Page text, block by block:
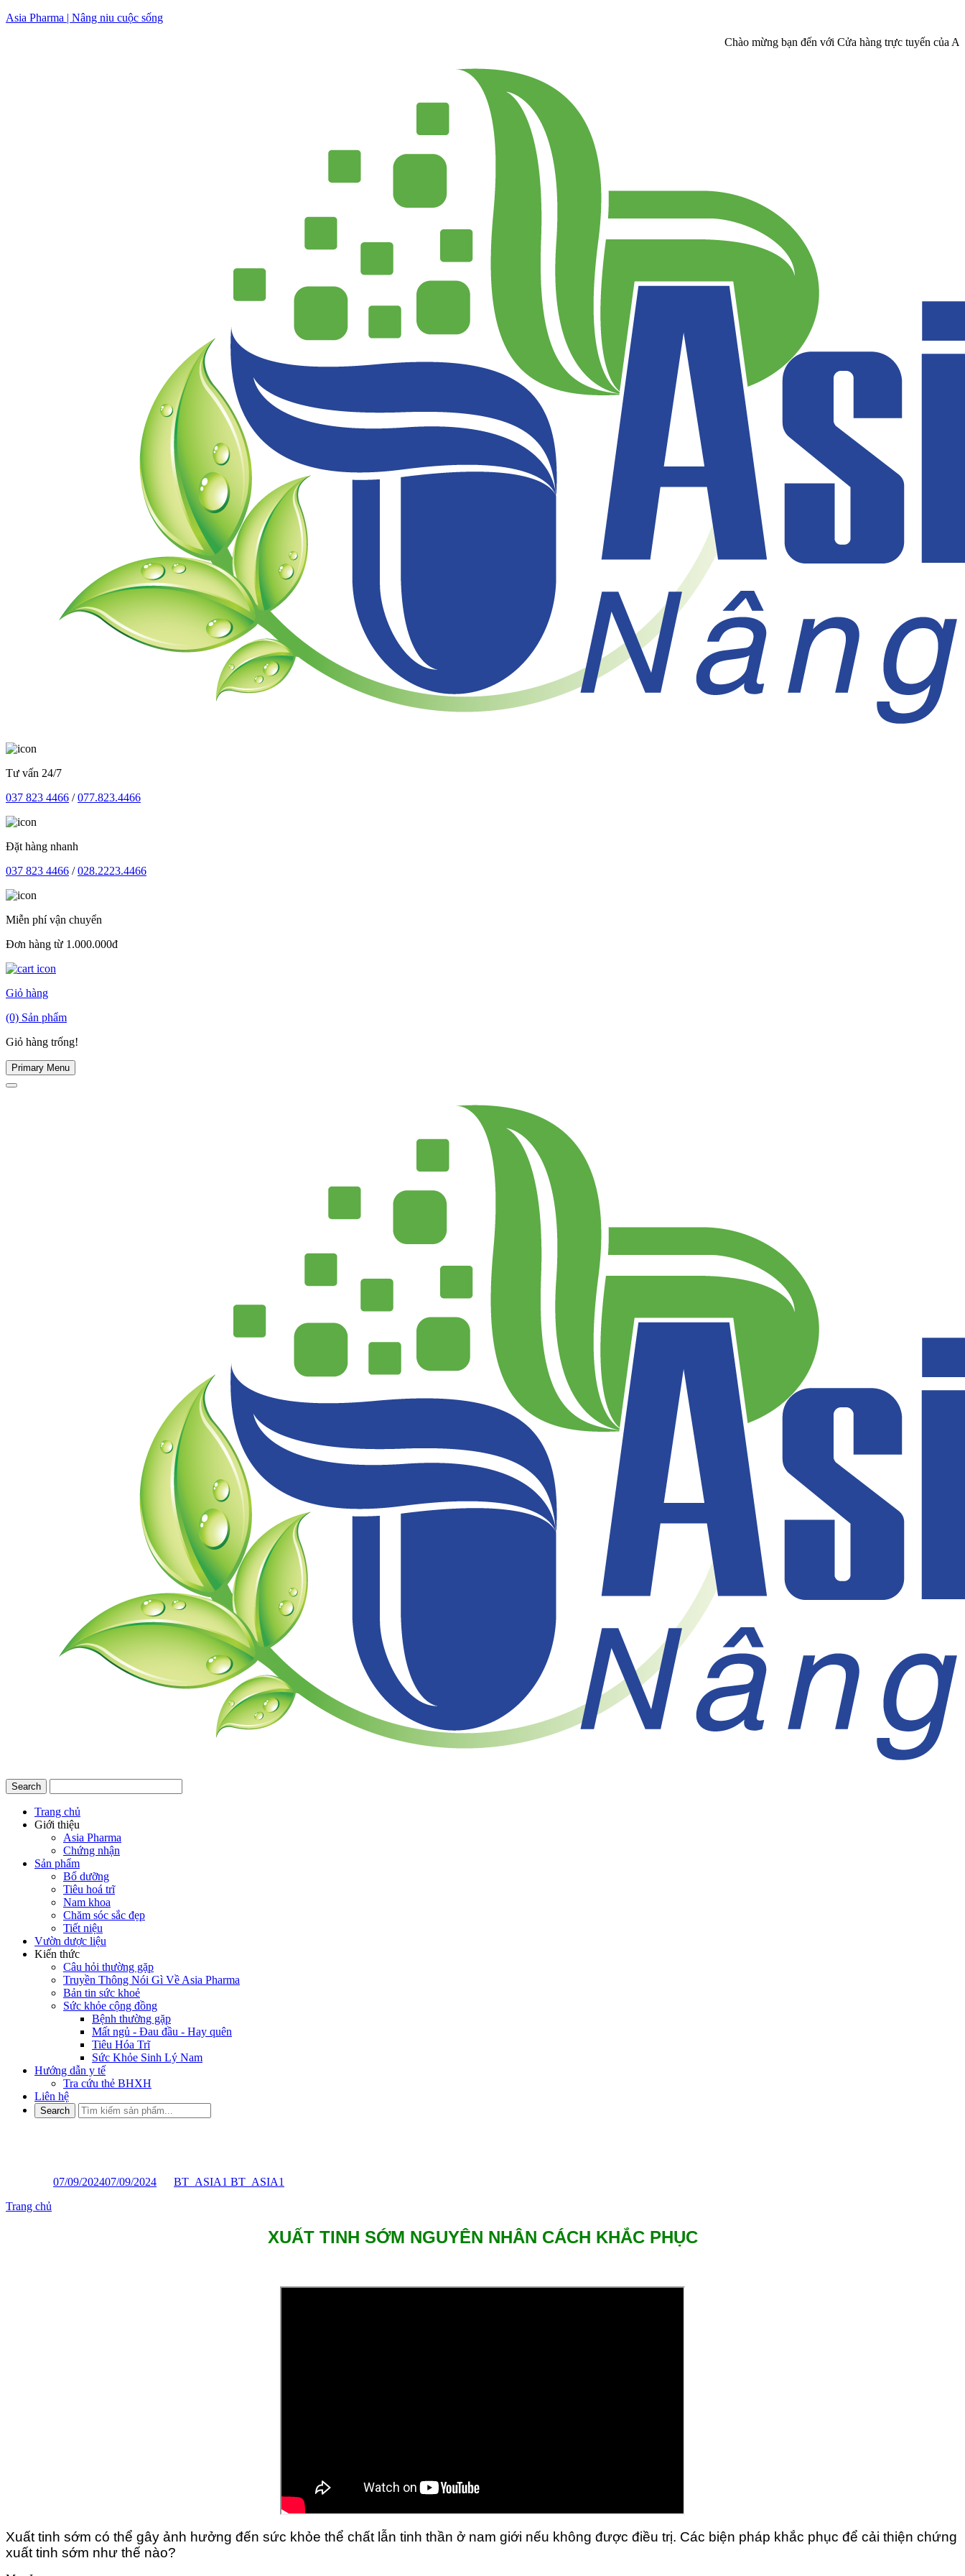
Skip
Asia Pharma | Nâng niu cuộc sống
Chào mừng bạn đến với Cửa hàng trực tuyến của Asia Pharma
Tư vấn 24/7
037 823 4466 /077.823.4466
Đặt hàng nhanh
037 823 4466 /028.2223.4466
Miễn phí vận chuyển
Đơn hàng từ 1.000.000đ
Giỏ hàng
(0) Sản phẩm
Giỏ hàng trống!
Primary Menu
Trang chủ
Giới thiệu
Asia Pharma
Chứng nhận
Sản phẩm
Bổ dưỡng
Tiêu hoá trĩ
Nam khoa
Chăm sóc sắc đẹp
Tiết niệu
Vườn dược liệu
Kiến thức
Câu hỏi thường gặp
Truyền Thông Nói Gì Về Asia Pharma
Bản tin sức khoẻ
Sức khỏe cộng đồng
Bệnh thường gặp
Mất ngủ - Đau đầu - Hay quên
Tiêu Hóa Trĩ
Sức Khỏe Sinh Lý Nam
Hướng dẫn y tế
Tra cứu thẻ BHXH
Liên hệ
07/09/202407/09/2024
BT_ASIA1 BT_ASIA1
Trang chủ
XUẤT TINH SỚM NGUYÊN NHÂN CÁCH KHẮC PHỤC
Xuất tinh sớm có thể gây ảnh hưởng đến sức khỏe thể chất lẫn tinh thần ở nam giới nếu không được điều trị. Các biện pháp khắc phục để cải thiện chứng
xuất tinh sớm như thế nào?